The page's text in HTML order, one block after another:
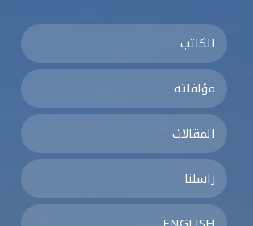
الكاتب
مؤلفاته
المقالات
راسلنا